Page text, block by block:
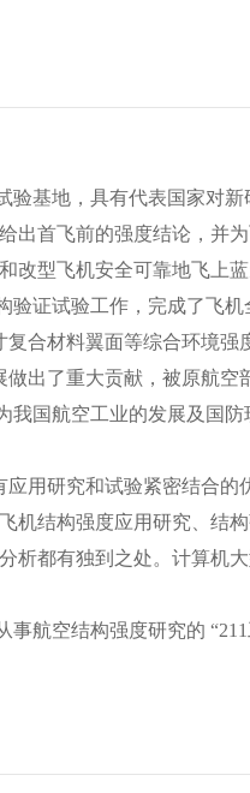
基地，具有代表国家对
首飞前的强度结论，并
改型飞机安全可靠地飞上
证试验工作，完成了飞
合材料翼面等综合环境强
出了重大贡献，被原航空
国航空工业的发展及国
用研究和试验紧密结合
结构强度应用研究、结
都有独到之处。计算机
事航空结构强度研究的 “211